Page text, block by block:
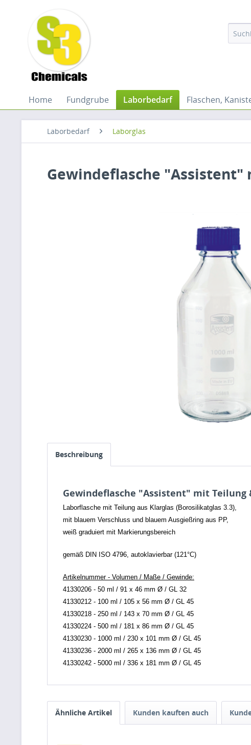
Home Fundgrube Laborbedarf Flaschen,
Laborbedarf Laborglas
Gewindeflasche "Assistent"
Beschreibung
Gewindeflasche "Assistent" mit Teilung
Laborflasche mit Teilung aus Klarglas (Borosilikatglas 3.3),
mit blauem Verschluss und blauem Ausgießring aus PP,
weiß graduiert mit Markierungsbereich
gemäß DIN ISO 4796, autoklavierbar (121°C)
Artikelnummer - Volumen / Maße / Gewinde:
41330206 - 50 ml / 91 x 46 mm Ø / GL 32
41330212 - 100 ml / 105 x 56 mm Ø / GL 45
41330218 - 250 ml / 143 x 70 mm Ø / GL 45
41330224 - 500 ml / 181 x 86 mm Ø / GL 45
41330230 - 1000 ml / 230 x 101 mm Ø / GL 45
41330236 - 2000 ml / 265 x 136 mm Ø / GL 45
41330242 - 5000 ml / 336 x 181 mm Ø / GL 45
Ähnliche Artikel Kunden kauften auch